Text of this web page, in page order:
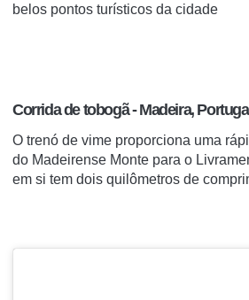
belos pontos turísticos da cidade
Corrida de tobogã - Madeira,
O trenó de vime proporciona uma
do Madeirense Monte para o
em si tem dois quilômetros de